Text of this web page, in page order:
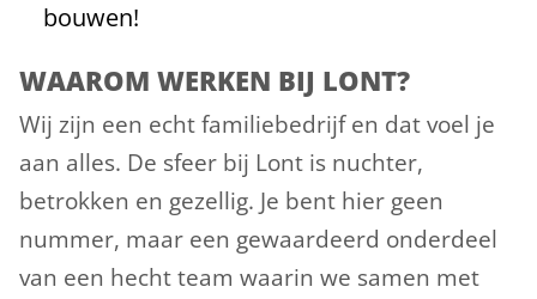
bouwen!
WAAROM WERKEN BIJ LONT?
Wij zijn een echt familiebedrijf en dat voel je
aan alles. De sfeer bij Lont is nuchter,
betrokken en gezellig. Je bent hier geen
nummer, maar een gewaardeerd onderdeel
van een hecht team waarin we samen met